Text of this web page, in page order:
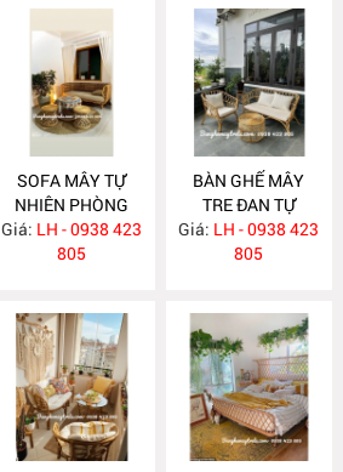
SOFA MÂY TỰ
NHIÊN PHÒNG
KHÁCH MA588
Giá: LH - 0938 423
805
BÀN GHẾ MÂY
TRE ĐAN TỰ
NHIÊN MA587
Giá: LH - 0938 423
805